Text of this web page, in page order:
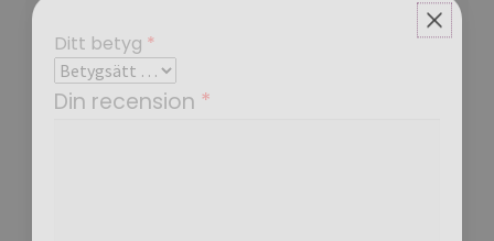
Ditt betyg *
Din recension *